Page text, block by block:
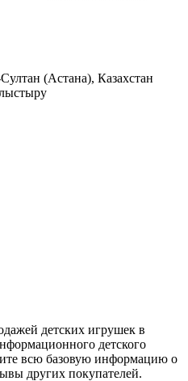
(Астана), Казахстан
детских игрушек в
детского
всю базовую информацию о
других покупателей.